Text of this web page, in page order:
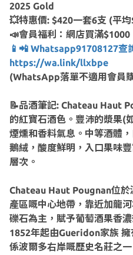
2025 Gold
💥特惠價: $420一套6支 (平
📣會員福利：網店買滿$1000
📱📲 Whatsapp91708127查
https://wa.link/llxbpe
(WhatsApp落單不適用會員
📝品酒筆記: Chateau Haut
的紅寶石酒色。豐沛的漿果(
煙燻和香料氣息。中等酒體
鵝絨，酸度鮮明，入口果味
層次。
Chateau Haut Pougnan位
產區嘅中心地帶，靠近加龍
礫石為主，賦予葡萄酒果香
1852年起由Gueridon家族 擁
係波爾多右岸嘅歷史名莊之